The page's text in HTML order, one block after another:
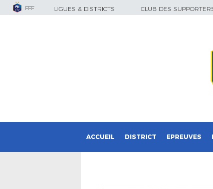
FFF LIGUES & DISTRICTS CLUB DES
ACCUEIL DISTRICT EPREUVES